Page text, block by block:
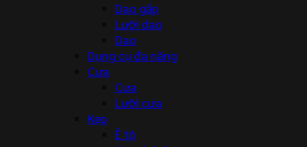
Dao gấp
Lưỡi dao
Dao
Dụng cụ đa năng
Cưa
Cưa
Lưỡi cưa
Kẹp
Ê tô